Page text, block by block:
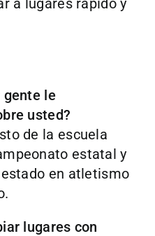
gente le
usted?
de la escuela
estatal y
en atletismo
lugares con